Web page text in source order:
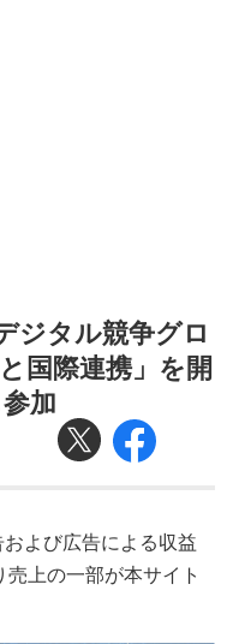
ジタル競争グロ
国際連携」を開
加
よび広告による収益
上の一部が本サイト